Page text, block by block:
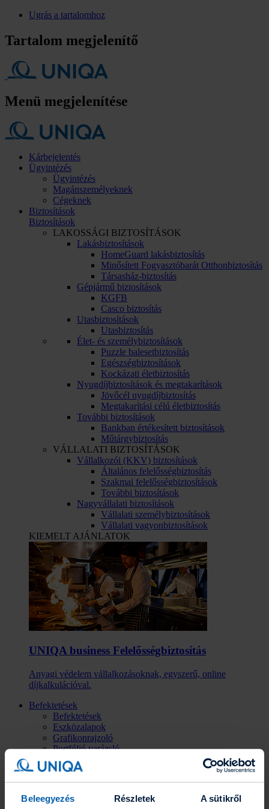
Beleegyezés Részletek A sütikről
Ugrás a tartalomhoz
Tartalom megjelenítő
Menü megjelenítése
Kárbejelentés
Ügyintézés
Ügyintézés
Magánszemélyeknek
Cégeknek
Biztosítások
Biztosítások
LAKOSSÁGI BIZTOSÍTÁSOK
Lakásbiztosítások
HomeGuard lakásbiztosítás
Minősített Fogyasztóbarát Otthonbiztosítás
Társasház-biztosítás
Gépjármű biztosítások
KGFB
Casco biztosítás
Utasbiztosítások
Utasbiztosítás
Élet- és személybiztosítások
Puzzle balesetbiztosítás
Egészségbiztosítások
Kockázati életbiztosítás
Nyugdíjbiztosítások és megtakarítások
Jövőcél nyugdíjbiztosítás
Megtakarítási célú életbiztosítás
További biztosítások
Bankban értékesített biztosítások
Műtárgybiztosítás
VÁLLALATI BIZTOSÍTÁSOK
Vállalkozói (KKV) biztosítások
Általános felelősségbiztosítás
Szakmai felelősségbiztosítások
További biztosítások
Nagyvállalati biztosítások
Vállalati személybiztosítások
Vállalati vagyonbiztosítások
KIEMELT AJÁNLATOK
UNIQA business Felelősség­biztosítás
Anyagi védelem vállalkozásoknak, egyszerű, online
díjkalkulációval.
Befektetések
Befektetések
Eszközalapok
Grafikonrajzoló
Portfólió varázsló
Befektetési hírlevél
Fenntarthatóság
Az UNIQA-ról
Hírek